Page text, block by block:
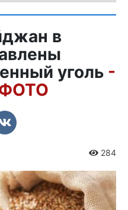
в
уголь -
284